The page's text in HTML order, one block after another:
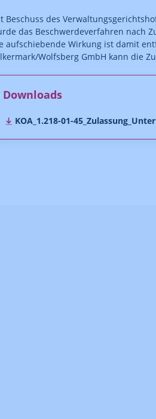
Beschuss des
das Beschwerdeverfahren nach
aufschiebende Wirkung ist damit
Wolfsberg GmbH kann die
Downloads
KOA_1.218-01-